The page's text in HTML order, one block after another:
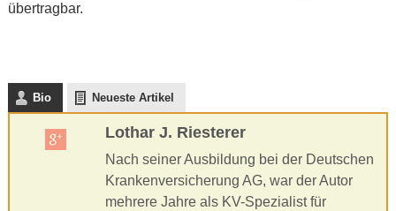
übertragbar.
Bio Neueste Artikel
Lothar J. Riesterer
Nach seiner Ausbildung bei der Deutschen
Krankenversicherung AG, war der Autor
mehrere Jahre als KV-Spezialist für